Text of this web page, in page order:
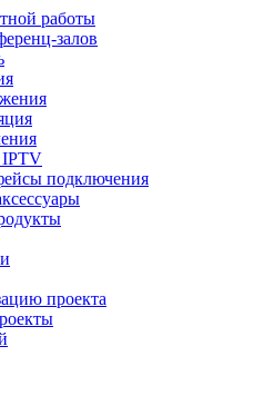
работы
залов
IPTV
подключения
проекта